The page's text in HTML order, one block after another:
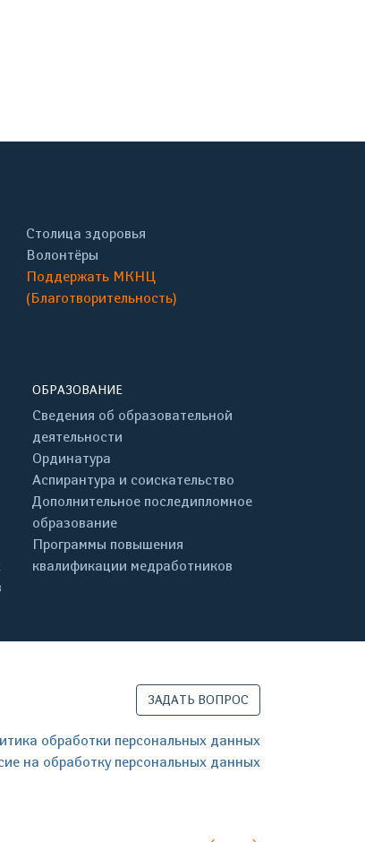
Столица здоровья
Волонтёры
Поддержать МКНЦ
(Благотворительность)
ОБРАЗОВАНИЕ
Сведения об образовательной
деятельности
Ординатура
Аспирантура и соискательство
Дополнительное последипломное
образование
Программы повышения
квалификации медработников
ЗАДАТЬ ВОПРОС
обработки персональных данных
на обработку персональных данных